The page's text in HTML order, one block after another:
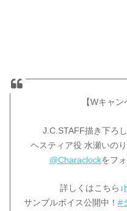
【Wキャ
J.C.STAFF描き下ろ
ヘスティア役 水瀬いの
@Characlockをフ
詳しくはこちら↓
サンプルボイス公開中！ #